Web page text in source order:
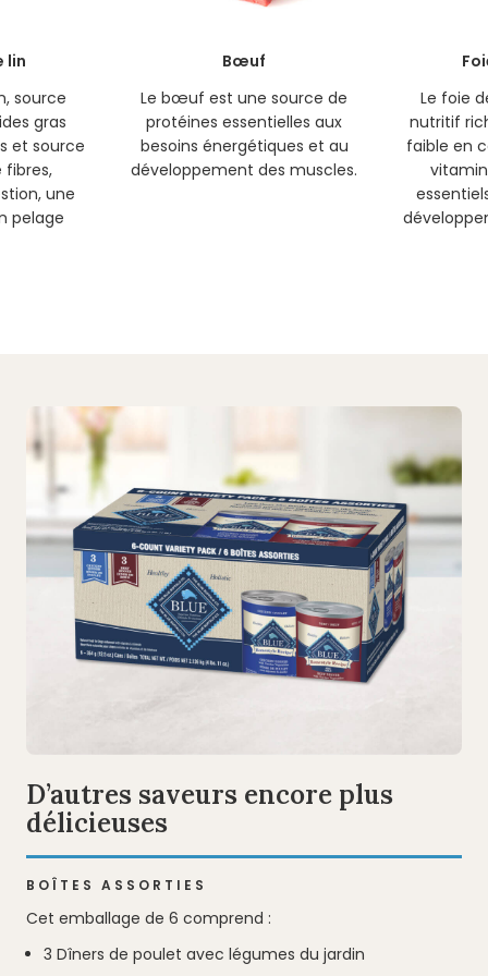
lin
source
gras
et source
une
pelage
Bœuf
Le bœuf est une source de
protéines essentielles aux
besoins énergétiques et au
développement des muscles.
Le foie
nutritif
faible en
D’autres saveurs encore plus
délicieuses
BOÎTES ASSORTIES
Cet emballage de 6 comprend :
3 Dîners de poulet avec légumes du jardin